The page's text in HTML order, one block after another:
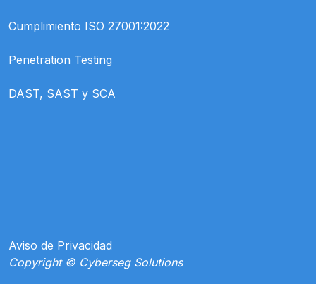
Cumplimiento ISO 27001:2022
Penetration Testing
DAST, SAST y SCA
Aviso de Privacidad
Copyright © Cyberseg Solutions